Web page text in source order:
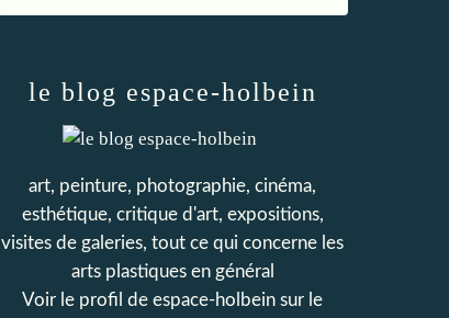
le blog espace-holbein
art, peinture, photographie, cinéma,
esthétique, critique d'art, expositions,
visites de galeries, tout ce qui concerne les
arts plastiques en général
Voir le profil de espace-holbein sur le